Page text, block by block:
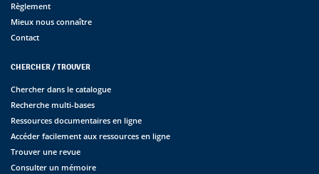
Règlement
Mieux nous connaître
Contact
CHERCHER / TROUVER
Chercher dans le catalogue
Recherche multi-bases
Ressources documentaires en ligne
Accéder facilement aux ressources en ligne
Trouver une revue
Consulter un mémoire